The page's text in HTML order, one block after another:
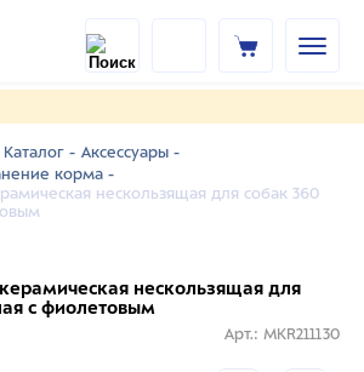
Каталог - Аксессуары -
корма -
нескользящая для собак 360
нескользящая для
с фиолетовым
Арт.: MKR211130